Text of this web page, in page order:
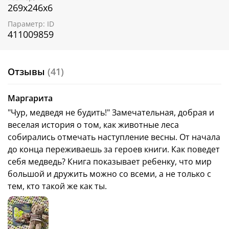
269х246х6
Параметр: ID
411009859
Отзывы (41)
Маргарита
"Чур, медведя не будить!" Замечательная, добрая и
веселая история о том, как животные леса
собирались отмечать наступление весны. От начала
до конца переживаешь за героев книги. Как поведет
себя медведь? Книга показывает ребенку, что мир
большой и дружить можно со всеми, а не только с
тем, кто такой же как ты.